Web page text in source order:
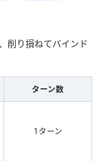
削り損ねてバインド
ターン数
1ターン